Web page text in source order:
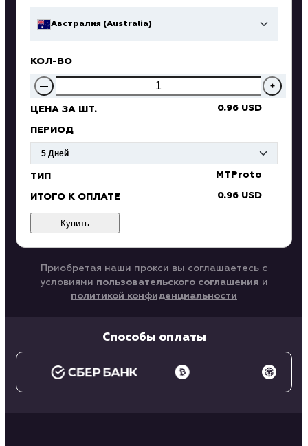
Австралия (Australia)
КОЛ-ВО
— +
ЦЕНА ЗА ШТ. 0.96 USD
ПЕРИОД
ТИП MTProto
ИТОГО К ОПЛАТЕ 0.96 USD
Купить
Приобретая наши прокси вы соглашаетесь с
условиями пользовательского соглашения и
политикой конфиденциальности
Способы оплаты